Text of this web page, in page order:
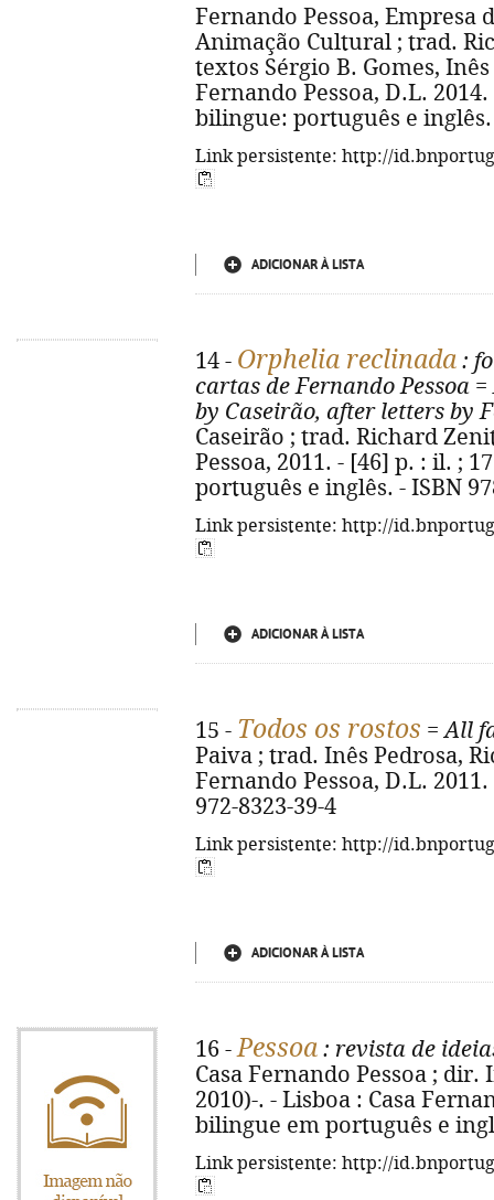
Fernando Pessoa, Empresa
Animação Cultural ; trad.
textos Sérgio B. Gomes,
Fernando Pessoa, D.L.
bilingue: português e inglês.
Link persistente: http://
ADICIONAR À LISTA
14 - Orphelia reclinada :
cartas de Fernando Pessoa =
by Caseirão, after letters by
Caseirão ; trad. Richard
Pessoa, 2011. - [46] p. : il. ;
português e inglês. - ISBN
Link persistente: http://
ADICIONAR À LISTA
15 - Todos os rostos =All
Paiva ; trad. Inês Pedrosa,
Fernando Pessoa, D.L.
972-8323-39-4
Link persistente: http://
ADICIONAR À LISTA
16 -Pessoa : revista de
Casa Fernando Pessoa ; dir.
2010)-. - Lisboa : Casa
bilingue em português e
Link persistente: http://